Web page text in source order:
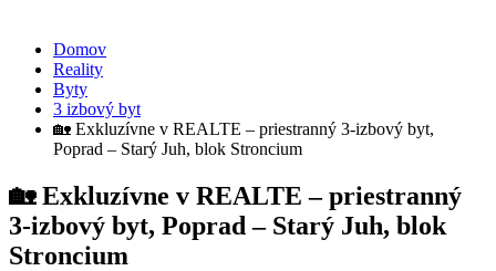
Domov
Reality
Byty
3 izbový byt
🏡 Exkluzívne v REALTE – priestranný 3-izbový byt,
Poprad – Starý Juh, blok Stroncium
🏡 Exkluzívne v REALTE – priestranný
3-izbový byt, Poprad – Starý Juh, blok
Stroncium